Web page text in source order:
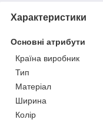
Характеристики
Основні атрибути
Країна виробник
Тип
Матеріал
Ширина
Колір